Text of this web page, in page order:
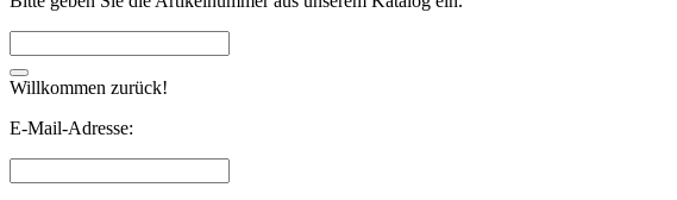
Willkommen zurück!
E-Mail-Adresse: